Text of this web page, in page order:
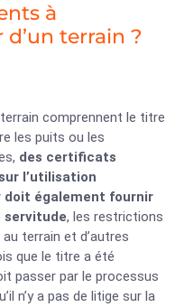
à
terrain ?
comprennent le titre
les puits ou les
des certificats
l’utilisation
doit également fournir
servitude, les restrictions
terrain et d’autres
que le titre a été
passer par le processus
n’y a pas de litige sur la